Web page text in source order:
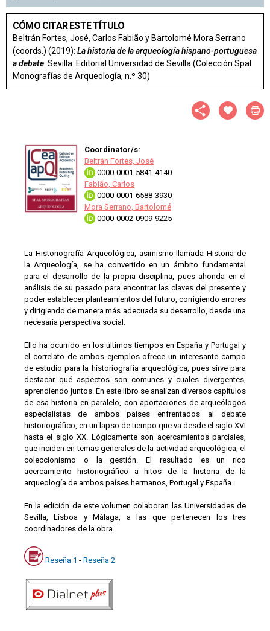
CÓMO CITAR ESTE TÍTULO
Beltrán Fortes, José, Carlos Fabião y Bartolomé Mora Serrano
(coords.) (2019): La historia de la arqueología hispano-portuguesa
a debate . Sevilla: Editorial Universidad de Sevilla (Colección Spal
Monografías de Arqueología, n.º 30)
Coordinator/s:
Beltrán Fortes, José
0000-0001-5841-4140
Fabião, Carlos
0000-0001-6588-3930
Mora Serrano, Bartolomé
0000-0002-0909-9225
La Historiografía Arqueológica, asimismo llamada Historia de
la Arqueología, se ha convertido en un ámbito fundamental
para el desarrollo de la propia disciplina, pues ahonda en el
análisis de su pasado para encontrar las claves del presente y
poder establecer planteamientos del futuro, corrigiendo errores
y dirigiendo de manera más adecuada su desarrollo, desde una
necesaria perspectiva social.
Ello ha ocurrido en los últimos tiempos en España y Portugal y
el correlato de ambos ejemplos ofrece un interesante campo
de estudio para la historiografía arqueológica, pues sirve para
destacar qué aspectos son comunes y cuales divergentes,
aprendiendo juntos. En este libro se analizan diversos capítulos
de esa historia en paralelo, con aportaciones de arqueólogos
especialistas de ambos países enfrentados al debate
historiográfico, en un lapso de tiempo que va desde el siglo XVI
hasta el siglo XX. Lógicamente son acercamientos parciales,
que inciden en temas generales de la actividad arqueológica, el
coleccionismo o la gestión. El resultado es un rico
acercamiento historiográfico a hitos de la historia de la
arqueología de ambos países hermanos, Portugal y España.
En la edición de este volumen colaboran las Universidades de
Sevilla, Lisboa y Málaga, a las que pertenecen los tres
coordinadores de la obra.
Reseña 1 - Reseña 2